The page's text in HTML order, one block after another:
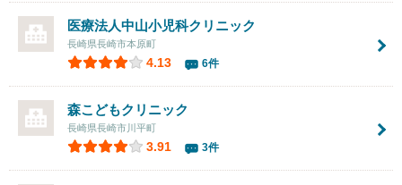
医療法人中山小児科クリニック
長崎県長崎市本原町
4.13 6件
森こどもクリニック
長崎県長崎市川平町
3.91 3件